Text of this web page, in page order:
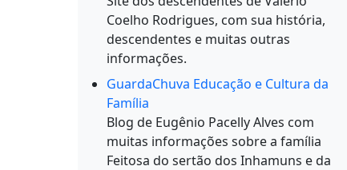
Coelho Rodrigues, com sua história,
descendentes e muitas outras
informações.
GuardaChuva Educação e Cultura da
Família
Blog de Eugênio Pacelly Alves com
muitas informações sobre a família
Feitosa do sertão dos Inhamuns e da